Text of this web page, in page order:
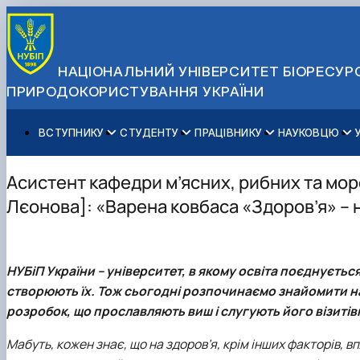
НАЦІОНАЛЬНИЙ УНІВЕРСИТЕТ
ПРИРОДОКОРИСТУВАННЯ УКРАЇНИ
ВСТУПНИКУ
Вступ до НУБіП України 2026
Приймальна комісія
Правила прийому
Для осіб з тимчасово окупованих територій
Для іноземців / For foreigners
Військова освіта
СТУДЕНТУ
Навчання
Додаткова освіта
Позанавчальна діяльність
Студентське самоврядування
ПРАЦІВНИКУ
Освітній процес
Міжнародна діяльність
Довідкова інформація
Профспілкова організація
НАУКОВЦЮ
Наукова діяльність
Аспіранту / Докторанту
Захисти дисертацій
Законодавче та нормативне забезпечення
Наукові видання
Наука для бізнесу
Управління і самоврядування
Загальна інформація
Офіційні документи
Стратегія розвитку на період 2026-2030рр.
Офіційна символіка
Антикорупційні заходи
Гендерна радниця
Асистент кафедри м’ясних, рибних та
Лєонова]: «Варена ковбаса «Здоров’я» –
НУБіП України – університет, в якому освіта
створюють їх. Тож сьогодні розпочинаємо знайомити
розробок, що прославляють виш і слугують його
Мабуть, кожен знає, що на здоров’я, крім інших